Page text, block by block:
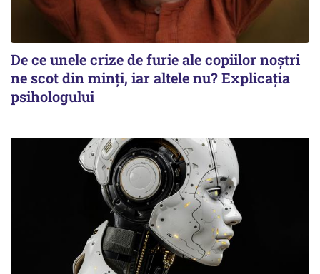
De ce unele crize de furie ale copiilor noștri
ne scot din minți, iar altele nu? Explicația
psihologului